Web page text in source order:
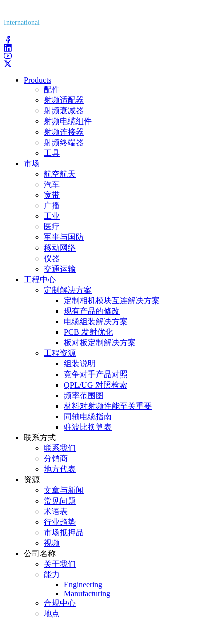
International
Products
配件
射频适配器
射频衰减器
射频电缆组件
射频连接器
射频终端器
工具
市场
航空航天
汽车
宽带
广播
工业
医疗
军事与国防
移动网络
仪器
交通运输
工程中心
定制解决方案
定制相机模块互连解决方案
现有产品的修改
电缆组装解决方案
PCB 发射优化
板对板定制解决方案
工程资源
组装说明
竞争对手产品对照
QPL/UG 对照检索
频率范围图
材料对射频性能至关重要
同轴电缆指南
驻波比换算表
联系方式
联系我们
分销商
地方代表
资源
文章与新闻
常见问题
术语表
行业趋势
市场抵押品
视频
公司名称
关于我们
能力
Engineering
Manufacturing
合规中心
地点